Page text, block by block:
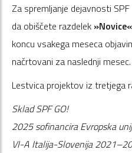
Za spremljanje dejavnosti
da obiščete razdelek »Novice«
koncu vsakega meseca
načrtovani za naslednji mesec.
Lestvica projektov iz tretjega
Sklad SPF GO!
2025 sofinancira Evropska
VI-A Italija-Slovenija